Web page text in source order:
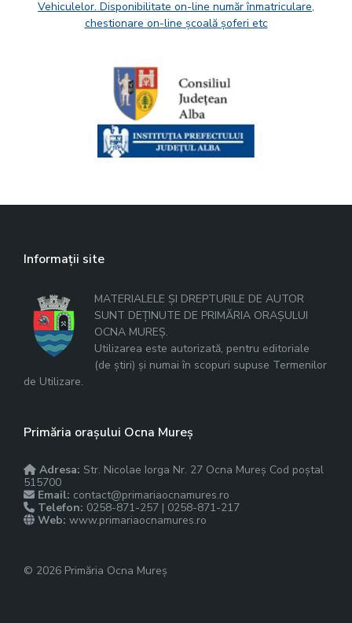
Vehiculelor. Disponibilitate on-line număr înmatriculare,
chestionare on-line școală șoferi etc
Informații site
MATERIALELE ȘI DREPTURILE DE AUTOR
SUNT DEȚINUTE DE PRIMĂRIA ORAȘULUI
OCNA MUREȘ.
Utilizarea este autorizată, pentru editoriale
(de știri) și numai în scopuri supuse Termenilor
de Utilizare.
Primăria orașului Ocna Mureș
Adresa: Str. Nicolae Iorga Nr. 27 Ocna Mureș Cod poștal
515700
Email: contact@primariaocnamures.ro
Telefon: 0258-871-257 | 0258-871-217
Web: www.primariaocnamures.ro
© 2026 Primăria Ocna Mureș